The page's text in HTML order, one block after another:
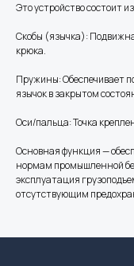
Это устройство состоит
Скобы (язычка):
крюка.
Пружины: Обеспечивает
язычок в закрытом
Оси/пальца: Точка
Основная функция —
нормам промышленной
эксплуатация
отсутствующим